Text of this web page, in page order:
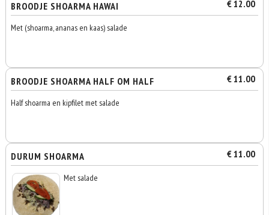
BROODJE SHOARMA HAWAI € 12.00
Met (shoarma, ananas en kaas) salade
BROODJE SHOARMA HALF OM HALF € 11.00
Half shoarma en kipfilet met salade
DURUM SHOARMA € 11.00
Met salade